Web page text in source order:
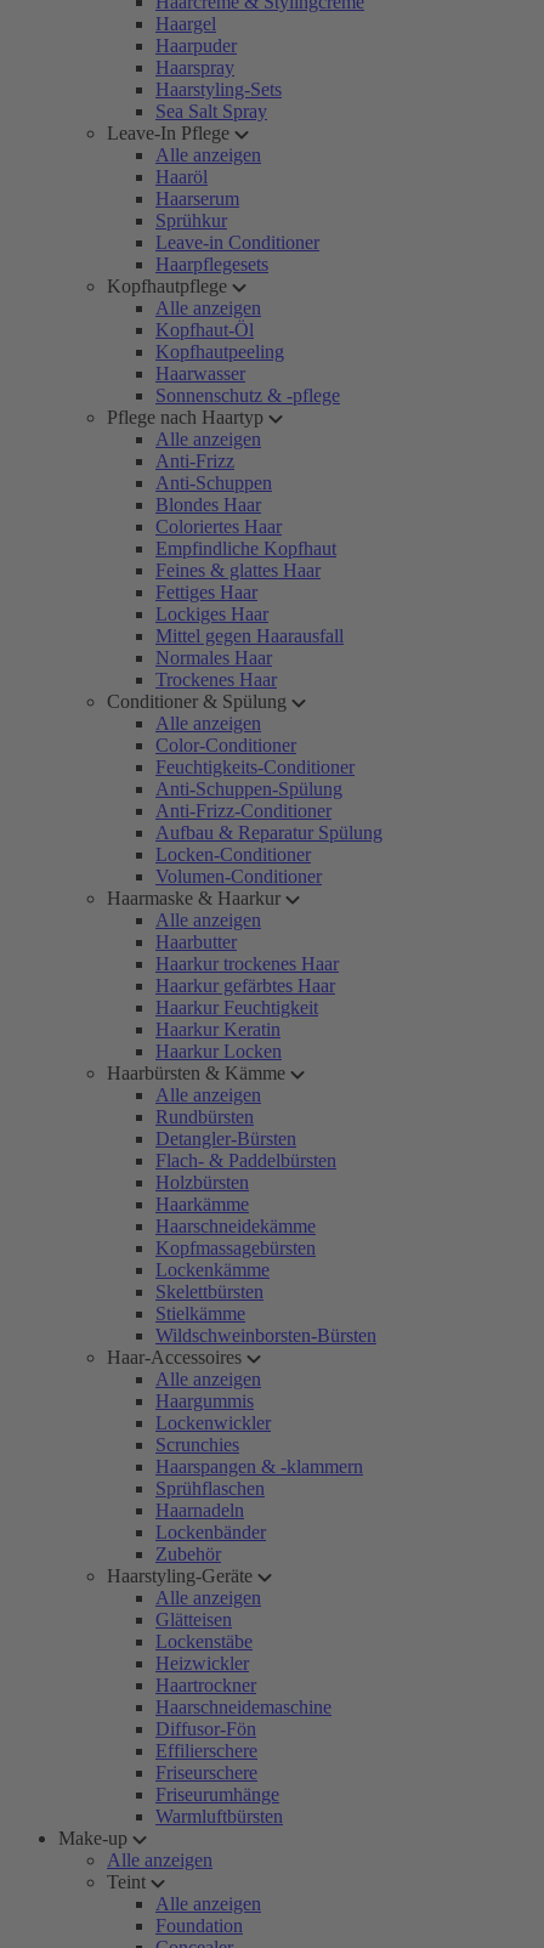
Haargel
Haarpuder
Haarspray
Haarstyling-Sets
Sea Salt Spray
Leave-In Pflege
Alle anzeigen
Haaröl
Haarserum
Sprühkur
Leave-in Conditioner
Haarpflegesets
Kopfhautpflege
Alle anzeigen
Kopfhaut-Öl
Kopfhautpeeling
Haarwasser
Sonnenschutz & -pflege
Pflege nach Haartyp
Alle anzeigen
Anti-Frizz
Anti-Schuppen
Blondes Haar
Coloriertes Haar
Empfindliche Kopfhaut
Feines & glattes Haar
Fettiges Haar
Lockiges Haar
Mittel gegen Haarausfall
Normales Haar
Trockenes Haar
Conditioner & Spülung
Alle anzeigen
Color-Conditioner
Feuchtigkeits-Conditioner
Anti-Schuppen-Spülung
Anti-Frizz-Conditioner
Aufbau & Reparatur Spülung
Locken-Conditioner
Volumen-Conditioner
Haarmaske & Haarkur
Alle anzeigen
Haarbutter
Haarkur trockenes Haar
Haarkur gefärbtes Haar
Haarkur Feuchtigkeit
Haarkur Keratin
Haarkur Locken
Haarbürsten & Kämme
Alle anzeigen
Rundbürsten
Detangler-Bürsten
Flach- & Paddelbürsten
Holzbürsten
Haarkämme
Haarschneidekämme
Kopfmassagebürsten
Lockenkämme
Skelettbürsten
Stielkämme
Wildschweinborsten-Bürsten
Haar-Accessoires
Alle anzeigen
Haargummis
Lockenwickler
Scrunchies
Haarspangen & -klammern
Sprühflaschen
Haarnadeln
Lockenbänder
Zubehör
Haarstyling-Geräte
Alle anzeigen
Glätteisen
Lockenstäbe
Heizwickler
Haartrockner
Haarschneidemaschine
Diffusor-Fön
Effilierschere
Friseurschere
Friseurumhänge
Warmluftbürsten
Make-up
Alle anzeigen
Teint
Alle anzeigen
Foundation